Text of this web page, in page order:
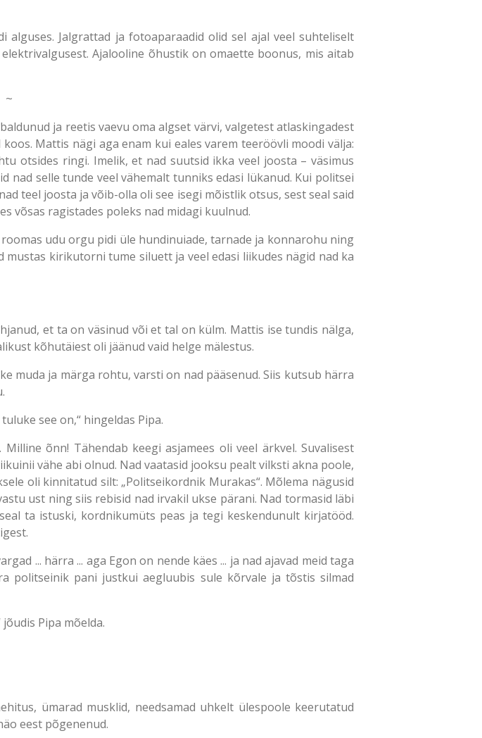
Jalgrattad ja fotoaparaadid olid sel ajal veel suhteliselt
Ajalooline õhustik on omaette boonus, mis aitab
~
ja reetis vaevu oma algset värvi, valgetest atlaskingadest
Mattis nägi aga enam kui eales varem teeröövli moodi välja:
otsides ringi. Imelik, et nad suutsid ikka veel joosta – väsimus
nad selle tunde veel vähemalt tunniks edasi lükanud. Kui politsei
teel joosta ja võib-olla oli see isegi mõistlik otsus, sest seal said
võsas ragistades poleks nad midagi kuulnud.
udu orgu pidi üle hundinuiade, tarnade ja konnarohu ning
kirikutorni tume siluett ja veel edasi liikudes nägid nad ka
et ta on väsinud või et tal on külm. Mattis ise tundis nälga,
kõhutäiest oli jäänud vaid helge mälestus.
muda ja märga rohtu, varsti on nad pääsenud. Siis kutsub härra
see on,“ hingeldas Pipa.
õnn! Tähendab keegi asjamees oli veel ärkvel. Suvalisest
vähe abi olnud. Nad vaatasid jooksu pealt vilksti akna poole,
oli kinnitatud silt: „Politseikordnik Murakas“. Mõlema nägusid
ust ning siis rebisid nad irvakil ukse pärani. Nad tormasid läbi
ta istuski, kordnikumüts peas ja tegi keskendunult kirjatööd.
... härra ... aga Egon on nende käes ... ja nad ajavad meid taga
politseinik pani justkui aegluubis sule kõrvale ja tõstis silmad
Pipa mõelda.
ümarad musklid, needsamad uhkelt ülespoole keerutatud
eest põgenenud.